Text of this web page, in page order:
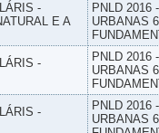
-
E A
PNLD 2016
URBANAS
-
PNLD 2016
URBANAS
-
PNLD 2016
URBANAS